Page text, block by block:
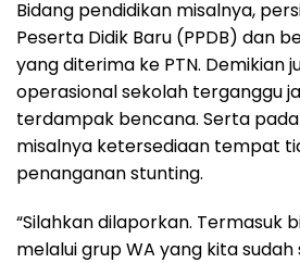
Bidang pendidikan misalnya,
Peserta Didik Baru (PPDB) dan
yang diterima ke PTN. Demikian
operasional sekolah terganggu
terdampak bencana. Serta
misalnya ketersediaan tempat
penanganan stunting.
“Silahkan dilaporkan. Termasuk
melalui grup WA yang kita